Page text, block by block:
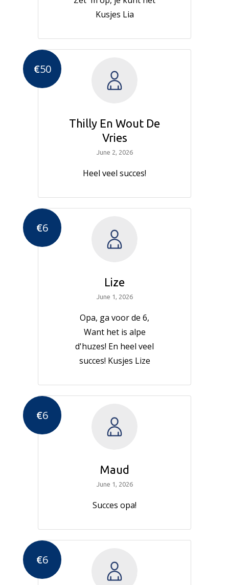
Kusjes Lia
€50
Thilly En Wout De
Vries
June 2, 2026
Heel veel succes!
€6
Lize
June 1, 2026
Opa, ga voor de 6,
Want het is alpe
d'huzes! En heel veel
succes! Kusjes Lize
€6
Maud
June 1, 2026
Succes opa!
€6